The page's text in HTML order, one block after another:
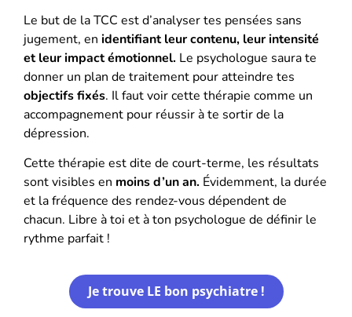
Le but de la TCC est d’analyser tes pensées sans
jugement, en identifiant leur contenu, leur intensité
et leur impact émotionnel. Le psychologue saura te
donner un plan de traitement pour atteindre tes
objectifs fixés. Il faut voir cette thérapie comme un
accompagnement pour réussir à te sortir de la
dépression.
Cette thérapie est dite de court-terme, les résultats
sont visibles en moins d’un an. Évidemment, la durée
et la fréquence des rendez-vous dépendent de
chacun. Libre à toi et à ton psychologue de définir le
rythme parfait !
Je trouve LE bon psychiatre !